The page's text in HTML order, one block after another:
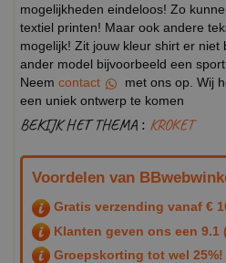
mogelijkheden eindeloos! Zo
textiel printen! Maar ook andere
mogelijk! Zit jouw kleur shirt er niet
ander model bijvoorbeeld een
Neem contact
met ons op. Wij
een uniek ontwerp te komen
BEKIJK HET THEMA : KROKET
Voordelen van
Gratis verzending vanaf €
Klanten geven ons een 9.1
Groepskorting tot wel 25%!